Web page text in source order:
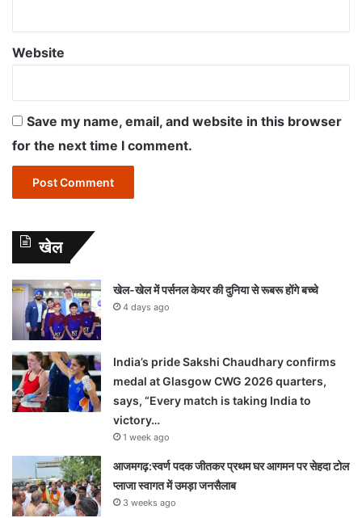
Website
Save my name, email, and website in this browser
for the next time I comment.
खेल
खेल-खेल में पर्सनल केयर की दुनिया से रूबरू होंगे बच्चे
4 days ago
India’s pride Sakshi Chaudhary confirms
medal at Glasgow CWG 2026 quarters,
says, “Every match is taking India to
victory…
1 week ago
आजमगढ़:स्वर्ण पदक जीतकर प्रथम घर आगमन पर सेहदा टोल
प्लाजा स्वागत में उमड़ा जनसैलाब
3 weeks ago